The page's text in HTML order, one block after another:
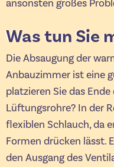
ansonsten großes
Was tun Sie
Die Absaugung der
Anbauzimmer ist eine
platzieren Sie das
Lüftungsrohre? In der
flexiblen Schlauch, da
Formen drücken lässt.
den Ausgang des